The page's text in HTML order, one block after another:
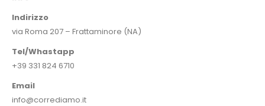
Indirizzo
via Roma 207 – Frattaminore (NA)
Tel/Whastapp
+39 331 824 6710
Email
info@corrediamo.it